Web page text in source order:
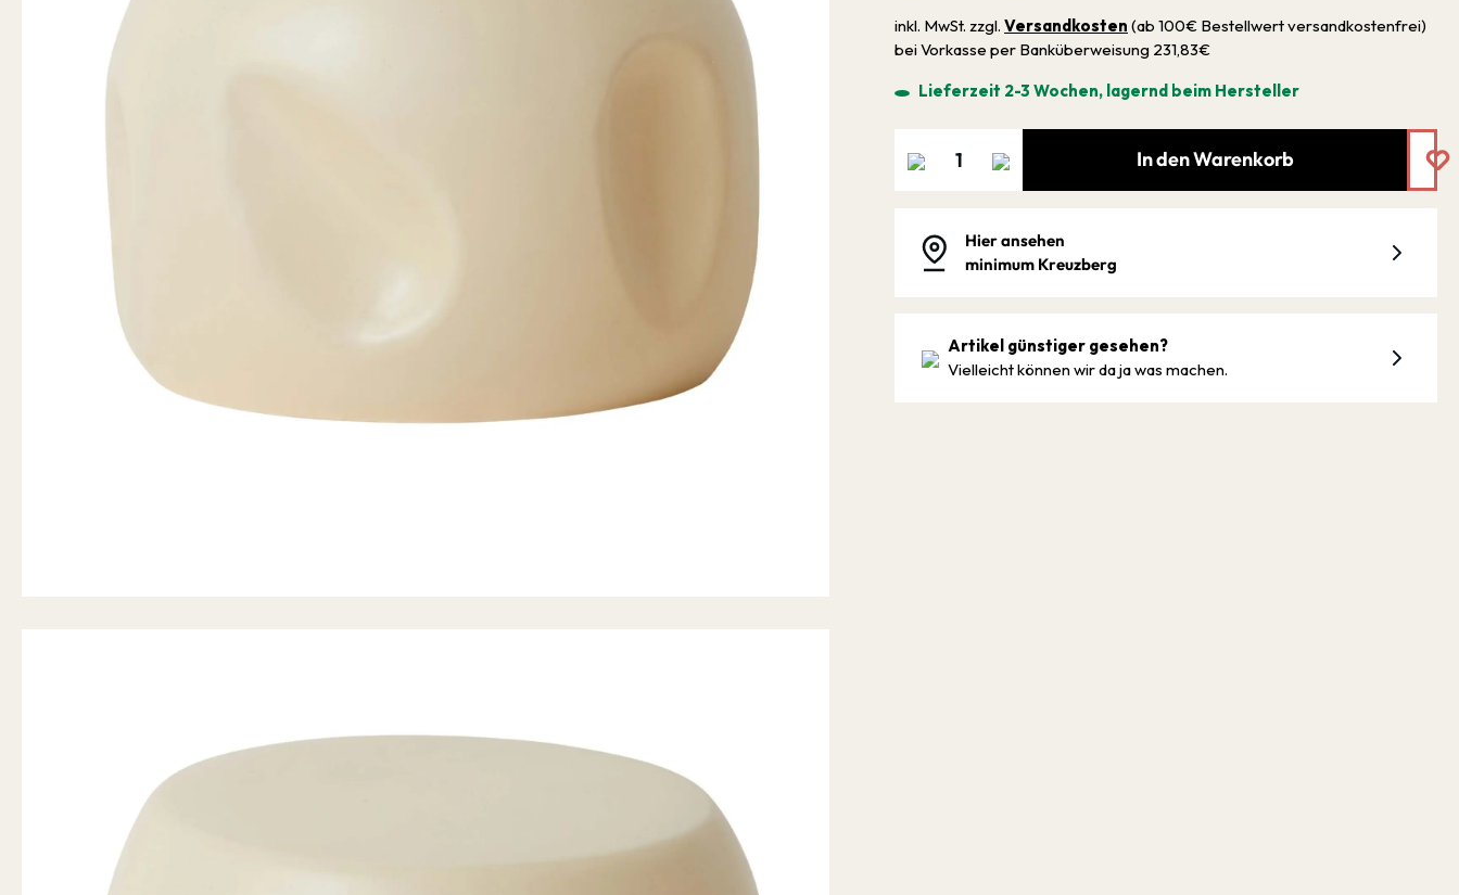
inkl. MwSt. zzgl. Versandkosten (ab 100€ Bestellwert versandkostenfrei)
bei Vorkasse per Banküberweisung 231,83€
Lieferzeit 2-3 Wochen, lagernd beim Hersteller
In den Warenkorb
Hier ansehen
minimum Kreuzberg
Artikel günstiger gesehen?
Vielleicht können wir da ja was machen.